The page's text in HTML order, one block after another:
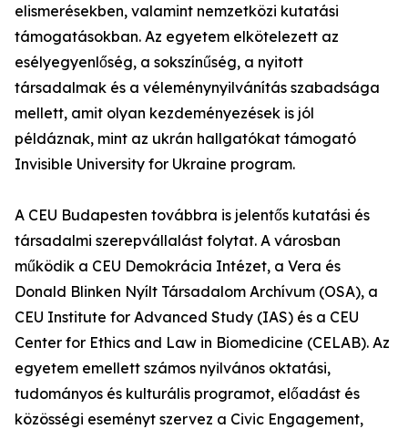
elismerésekben, valamint nemzetközi kutatási
támogatásokban. Az egyetem elkötelezett az
esélyegyenlőség, a sokszínűség, a nyitott
társadalmak és a véleménynyilvánítás szabadsága
mellett, amit olyan kezdeményezések is jól
példáznak, mint az ukrán hallgatókat támogató
Invisible University for Ukraine program.
A CEU Budapesten továbbra is jelentős kutatási és
társadalmi szerepvállalást folytat. A városban
működik a CEU Demokrácia Intézet, a Vera és
Donald Blinken Nyílt Társadalom Archívum (OSA), a
CEU Institute for Advanced Study (IAS) és a CEU
Center for Ethics and Law in Biomedicine (CELAB). Az
egyetem emellett számos nyilvános oktatási,
tudományos és kulturális programot, előadást és
közösségi eseményt szervez a Civic Engagement,